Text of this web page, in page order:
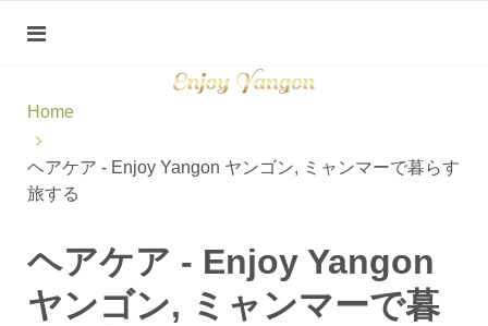
Home
ヘアケア - Enjoy Yangon ヤンゴン, ミャンマーで暮らす
旅する
ヘアケア - Enjoy Yangon
ヤンゴン, ミャンマーで暮